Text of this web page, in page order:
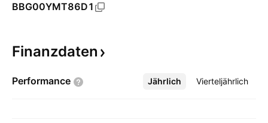
BBG00YMT86D1
Finanzdaten
Performance Jährlich Vierteljährlich
Mehr